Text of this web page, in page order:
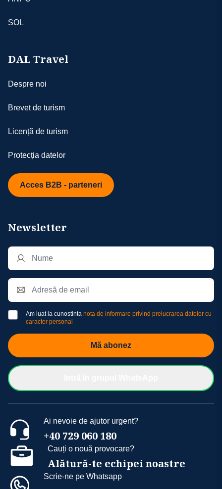
SOL
DAL Travel
Despre noi
Brevet de turism
Licență de turism
Protecția datelor
Acces B2B - parteneri
Newsletter
Am luat la cunostinta nota de informare privind prelucrarea datelor cu
caracter personal
Mă abonez
Ai nevoie de ajutor urgent?
+40 729 060 180
Cauți o nouă provocare?
Alătură-te echipei noastre
Scrie-ne pe Whatsapp